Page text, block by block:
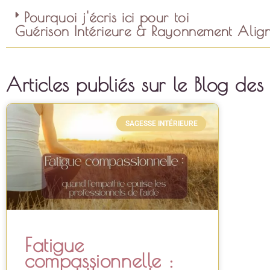
Pourquoi j'écris ici pour toi
Guérison Intérieure & Rayonnement
Articles publiés sur le Blog des
SAGESSE INTÉRIEURE
Fatigue
compassionnelle :